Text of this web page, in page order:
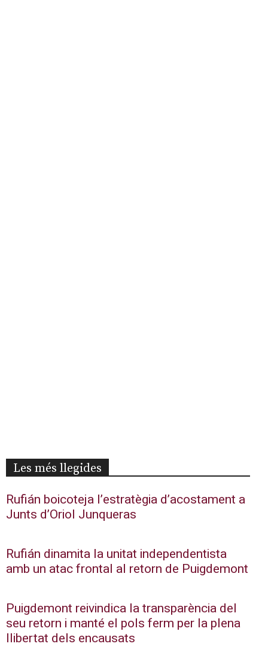
Les més llegides
Rufián boicoteja l’estratègia d’acostament a
Junts d’Oriol Junqueras
Rufián dinamita la unitat independentista
amb un atac frontal al retorn de Puigdemont
Puigdemont reivindica la transparència del
seu retorn i manté el pols ferm per la plena
llibertat dels encausats